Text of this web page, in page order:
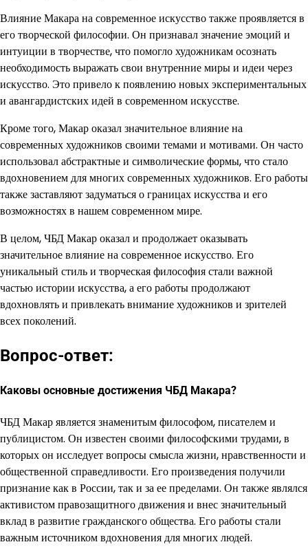
Влияние Макара на современное искусство также проявляется в
его творческой философии. Он признавал значение эмоций и
интуиции в творчестве, что помогло художникам осознать
необходимость выражать свои внутренние миры и идеи через
искусство. Это привело к появлению новых экспериментальных
и авангардистских идей в современном искусстве.
Кроме того, Макар оказал значительное влияние на
современных художников своими темами и мотивами. Он часто
использовал абстрактные и символические формы, что стало
вдохновением для многих современных художников. Его работы
также заставляют задуматься о границах искусства и его
возможностях в нашем современном мире.
В целом, ЧБД Макар оказал и продолжает оказывать
значительное влияние на современное искусство. Его
уникальный стиль и творческая философия стали важной
частью истории искусства, а его работы продолжают
вдохновлять и привлекать внимание художников и зрителей
всех поколений.
Вопрос-ответ:
Каковы основные достижения ЧБД Макара?
ЧБД Макар является знаменитым философом, писателем и
публицистом. Он известен своими философскими трудами, в
которых он исследует вопросы смысла жизни, нравственности и
общественной справедливости. Его произведения получили
признание как в России, так и за ее пределами. Он также являлся
активистом правозащитного движения и внес значительный
вклад в развитие гражданского общества. Его работы стали
важным источником вдохновения для многих людей.